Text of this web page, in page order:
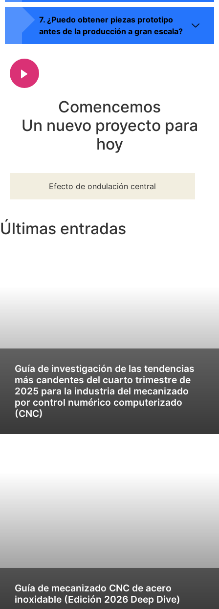
7. ¿Puedo obtener piezas prototipo
antes de la producción a gran escala?
Comencemos
Un nuevo proyecto para
hoy
Efecto de ondulación central
Últimas entradas
Guía de investigación de las tendencias
más candentes del cuarto trimestre de
2025 para la industria del mecanizado
por control numérico computerizado
(CNC)
Guía de mecanizado CNC de acero
inoxidable (Edición 2026 Deep Dive)